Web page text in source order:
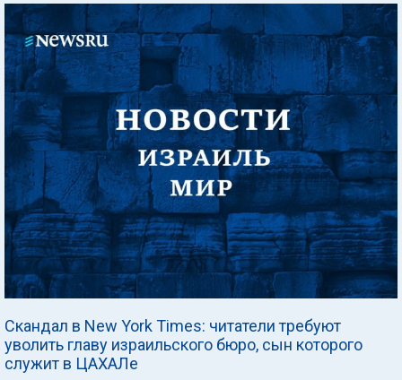
Скандал в New York Times: читатели требуют
уволить главу израильского бюро, сын которого
служит в ЦАХАЛе